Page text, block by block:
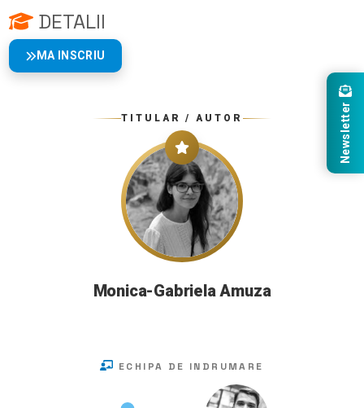
DETALII
MA INSCRIU
TITULAR / AUTOR
Monica-Gabriela Amuza
ECHIPA DE INDRUMARE
Newsletter